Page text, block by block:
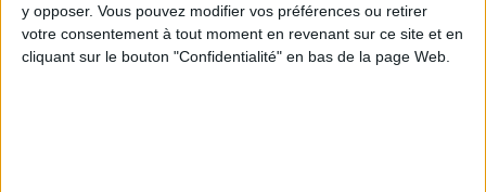
y opposer. Vous pouvez modifier vos préférences ou retirer
votre consentement à tout moment en revenant sur ce site et en
cliquant sur le bouton "Confidentialité" en bas de la page Web.
des solutions concrètes aux problématiques rencontrées
par les jeunes. Que ce soit pour l’emploi, la formation, la
mobilité, le logement, la santé, les loisirs, ou les